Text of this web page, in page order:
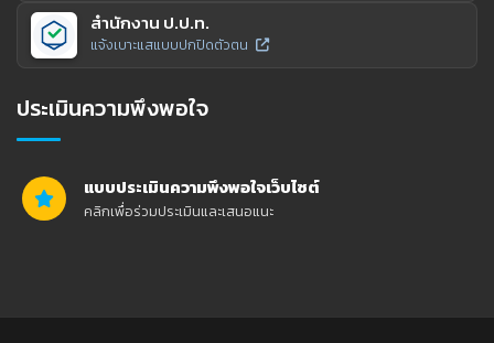
สำนักงาน ป.ป.ท.
แจ้งเบาะแสแบบปกปิดตัวตน
ประเมินความพึงพอใจ
แบบประเมินความพึงพอใจเว็บไซต์
คลิกเพื่อร่วมประเมินและเสนอแนะ